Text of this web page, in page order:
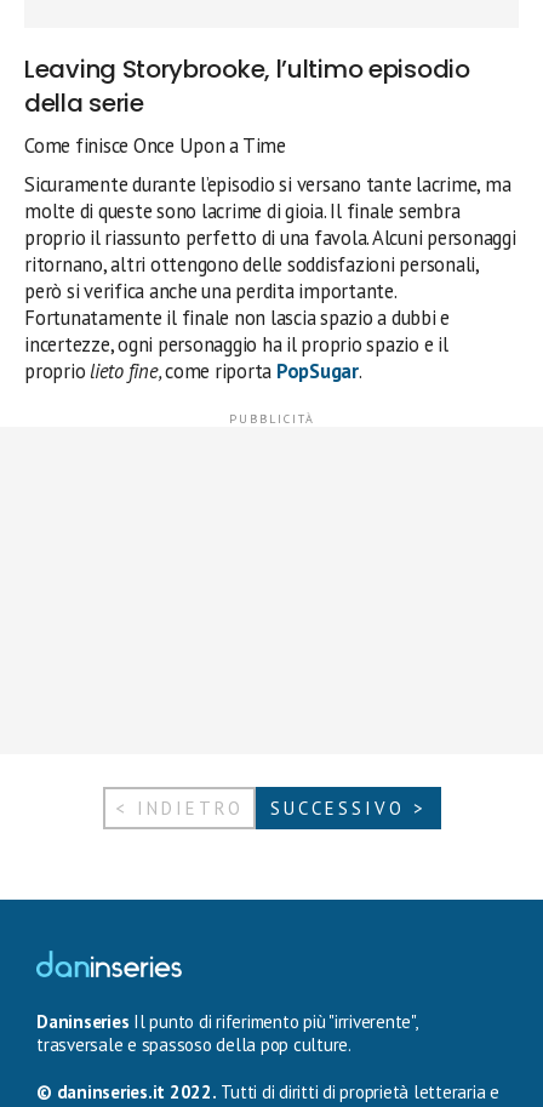
Leaving Storybrooke, l’ultimo episodio
della serie
Come finisce Once Upon a Time
Sicuramente durante l’episodio si versano tante lacrime, ma
molte di queste sono lacrime di gioia. Il finale sembra
proprio il riassunto perfetto di una favola. Alcuni personaggi
ritornano, altri ottengono delle soddisfazioni personali,
però si verifica anche una perdita importante.
Fortunatamente il finale non lascia spazio a dubbi e
incertezze, ogni personaggio ha il proprio spazio e il
propriolieto fine,come riporta PopSugar.
< INDIETRO SUCCESSIVO >
Daninseries Il punto di riferimento più "irriverente",
trasversale e spassoso della pop culture.
© daninseries.it 2022. Tutti di diritti di proprietà letteraria e